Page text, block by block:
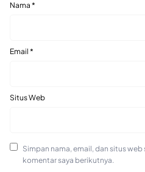
Nama *
Email *
Situs Web
Simpan nama, email, dan situs
komentar saya berikutnya.